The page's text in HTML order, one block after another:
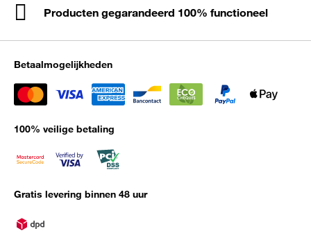
Producten gegarandeerd 100% functioneel
Betaalmogelijkheden
100% veilige betaling
Gratis levering binnen 48 uur